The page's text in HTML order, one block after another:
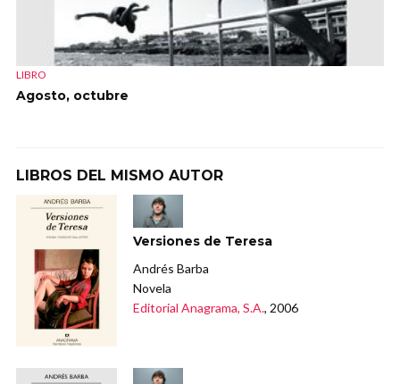
LIBRO
Agosto, octubre
LIBROS DEL MISMO AUTOR
Versiones de Teresa
Andrés Barba
Novela
Editorial Anagrama, S.A., 2006